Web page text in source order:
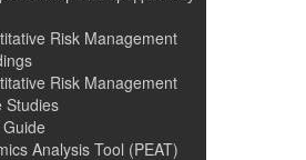
Risk Management
Risk Management
Studies
Analysis Tool (PEAT)